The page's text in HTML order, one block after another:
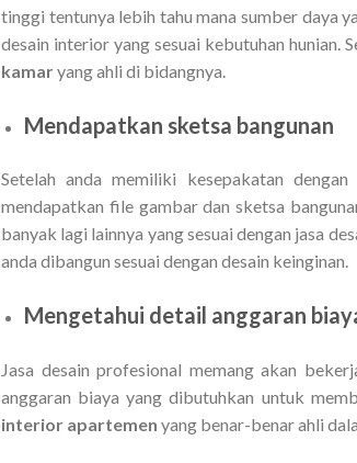
tinggi tentunya lebih tahu mana sumber daya
desain interior yang sesuai kebutuhan hunian.
kamaryang ahli di bidangnya.
Mendapatkan sketsa bangunan
Setelah anda memiliki kesepakatan
mendapatkan file gambar dan sketsa
banyak lagi lainnya yang sesuai dengan jasa
anda dibangun sesuai dengan desain keinginan.
Mengetahui detail anggaran
Jasa desain profesional memang akan
anggaran biaya yang dibutuhkan untuk
interior apartemen yang benar-benar ahli